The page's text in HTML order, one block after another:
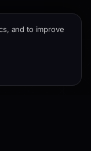
and to improve